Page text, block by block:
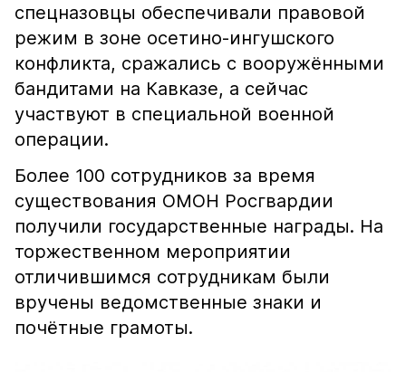
спецназовцы обеспечивали правовой
режим в зоне осетино-ингушского
конфликта, сражались с вооружёнными
бандитами на Кавказе, а сейчас
участвуют в специальной военной
операции.
Более 100 сотрудников за время
существования ОМОН Росгвардии
получили государственные награды. На
торжественном мероприятии
отличившимся сотрудникам были
вручены ведомственные знаки и
почётные грамоты.